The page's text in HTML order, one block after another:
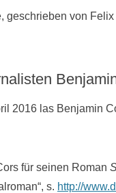
geschrieben von
2016 las Benjamin
für seinen Roman
s. http://